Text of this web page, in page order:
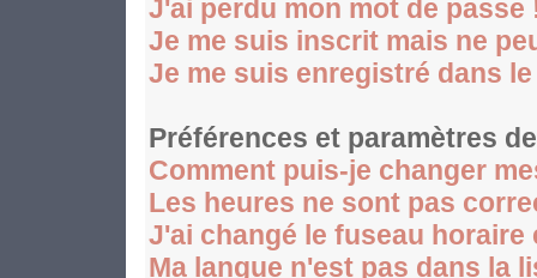
J'ai perdu mon mot de passe
Je me suis inscrit mais ne
Je me suis enregistré dans
Préférences et paramètres
Comment puis-je changer
Les heures ne sont pas
J'ai changé le fuseau
Ma langue n'est pas dans la